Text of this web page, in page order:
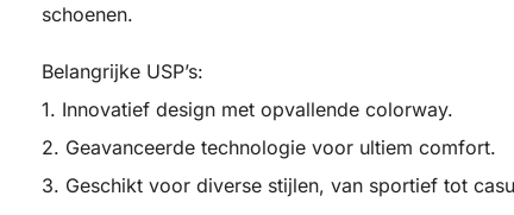
schoenen.
Belangrijke USP’s:
1. Innovatief design met opvallende colorway.
2. Geavanceerde technologie voor ultiem comfort.
3. Geschikt voor diverse stijlen, van sportief tot